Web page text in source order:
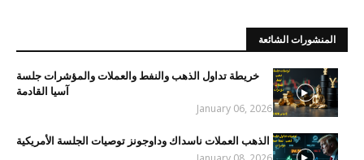
المنشورات الشائعة
خريطة تداول الذهب والنفط والعملات والمؤشرات جلسة
آسيا القادمة
January 06, 2026
الذهب العملات ناسداك وداوجونز توصيات الجلسة الأمريكية